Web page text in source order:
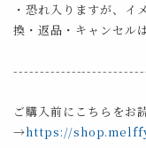
・恐れ入りますが、イ
換・返品・キャンセル
ご購入前にこちらをお
→https://